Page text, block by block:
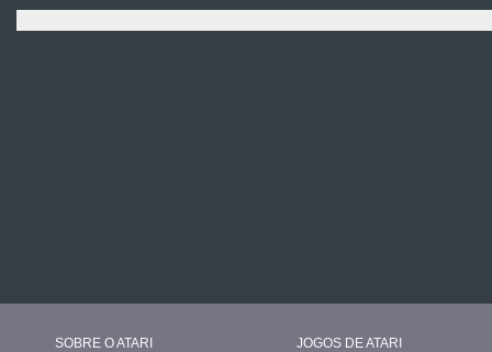
SOBRE O ATARI JOGOS DE ATARI